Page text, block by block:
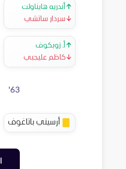
↑ أندريه هايناولت
↓سردار ساتشي
↑ أ. زوبكوف
↓كاظم عليجبي
63
'
أرسيني باتاغوف